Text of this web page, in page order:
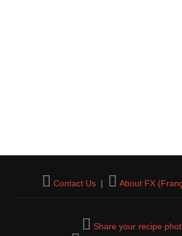
Contact Us| About FX
Share your recipe